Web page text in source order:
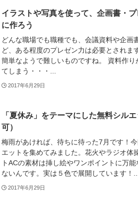
イラストや写真を使って、企画書・
に作ろう
どんな職場でも職種でも、会議資料や企画
ど、ある程度のプレゼン力は必要とされま
簡単なようで難しいものですね。 資料作
てしまう・・・...
2017年6月29日
「夏休み」をテーマにした無料シル
可）
梅雨があければ、待ちに待った7月です！
エットを集めてみました。花火やラジオ体
トACの素材は挿し絵やワンポイントに万
ないんです。実は５色で展開しています！...
2017年6月29日